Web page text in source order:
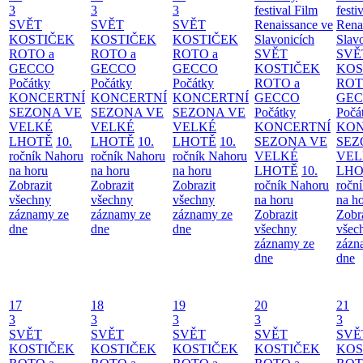
3
SVĚT
KOSTIČEK
ROTO a
GECCO
Počátky
KONCERTNÍ
SEZONA VE
VELKÉ
LHOTĚ 10.
ročník Nahoru
na horu
Zobrazit
všechny
záznamy ze
dne
3
SVĚT
KOSTIČEK
ROTO a
GECCO
Počátky
KONCERTNÍ
SEZONA VE
VELKÉ
LHOTĚ 10.
ročník Nahoru
na horu
Zobrazit
všechny
záznamy ze
dne
3
SVĚT
KOSTIČEK
ROTO a
GECCO
Počátky
KONCERTNÍ
SEZONA VE
VELKÉ
LHOTĚ 10.
ročník Nahoru
na horu
Zobrazit
všechny
záznamy ze
dne
festival Film
Renaissance ve
Slavonicích
SVĚT
KOSTIČEK
ROTO a
GECCO
Počátky
KONCERTNÍ
SEZONA VE
VELKÉ
LHOTĚ 10.
ročník Nahoru
na horu
Zobrazit
všechny
záznamy ze
dne
na
dne
17
3
SVĚT
KOSTIČEK
18
3
SVĚT
KOSTIČEK
19
3
SVĚT
KOSTIČEK
20
3
SVĚT
KOSTIČEK
21
3